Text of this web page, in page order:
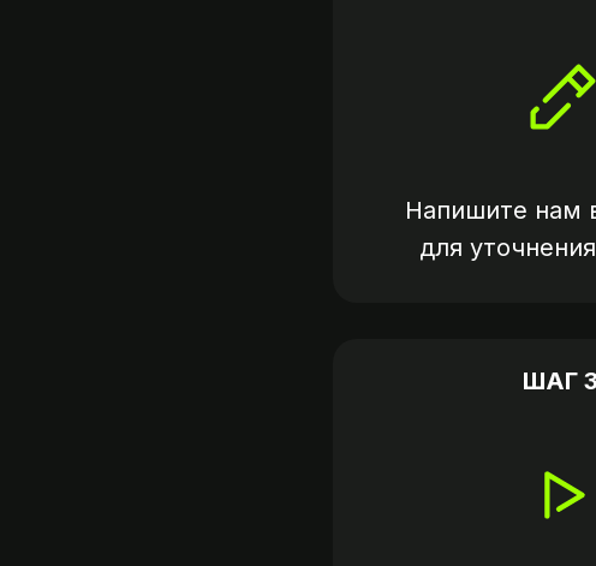
Напишите нам
для
ШАГ 3